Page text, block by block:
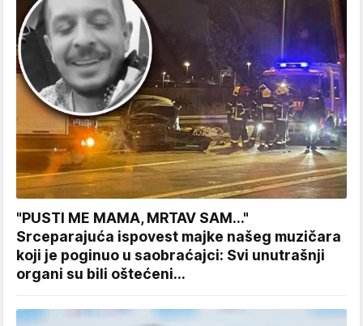
"PUSTI ME MAMA, MRTAV SAM..."
Srceparajuća ispovest majke našeg muzičara
koji je poginuo u saobraćajci: Svi unutrašnji
organi su bili oštećeni...